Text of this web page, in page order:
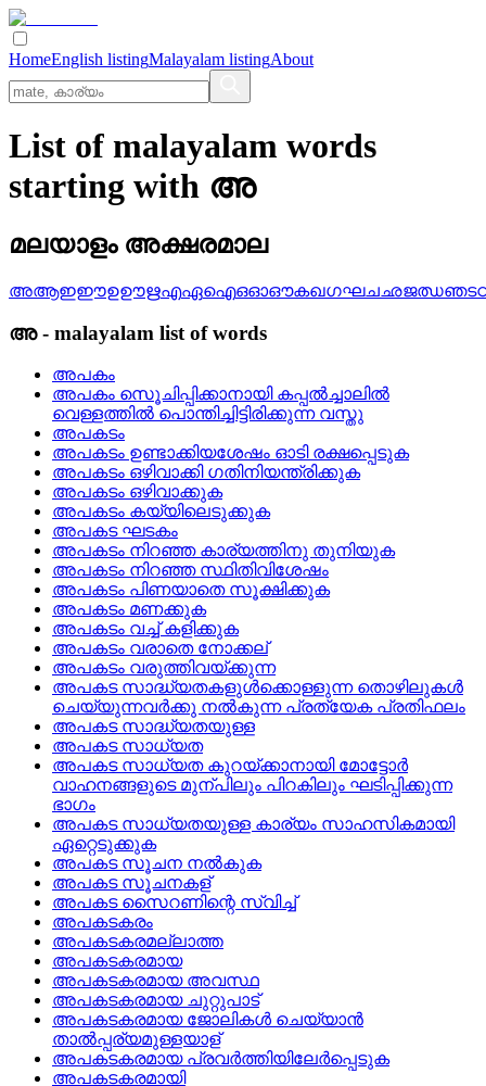
HomeEnglish listingMalayalam listingAbout
List of malayalam words
starting with അ
മലയാളം അക്ഷരമാല
അആഇഈഉഊഋഎഏഐഒഓഔകഖഗഘചഛജഝഞട
അ- malayalam list of words
അപകം
അപകം സെൂചിപ്പിക്കാനായി കപ്പല്‍ച്ചാലില്‍
വെള്ളത്തില്‍ പൊന്തിച്ചിട്ടിരിക്കുന്ന വസ്തു
അപകടം
അപകടം ഉണ്ടാക്കിയശേഷം ഓടി രക്ഷപ്പെടുക
അപകടം ഒഴിവാക്കി ഗതിനിയന്ത്രിക്കുക
അപകടം ഒഴിവാക്കുക
അപകടം കയ്യിലെടുക്കുക
അപകട ഘടകം
അപകടം നിറഞ്ഞ കാര്യത്തിനു തുനിയുക
അപകടം നിറഞ്ഞ സ്ഥിതിവിശേഷം
അപകടം പിണയാതെ സൂക്ഷിക്കുക
അപകടം മണക്കുക
അപകടം വച്ച്‌ കളിക്കുക
അപകടം വരാതെ നോക്കല്
അപകടം വരുത്തിവയ്‌ക്കുന്ന
അപകട സാദ്ധ്യതകളുള്‍ക്കൊള്ളുന്ന തൊഴിലുകള്‍
ചെയ്യുന്നവര്‍ക്കു നല്‍കുന്ന പ്രത്യേക പ്രതിഫലം
അപകട സാദ്ധ്യതയുള്ള
അപകട സാധ്യത
അപകട സാധ്യത കുറയ്ക്കാനായി മോട്ടോര്‍
വാഹനങ്ങളുടെ മുന്പിലും പിറകിലും ഘടിപ്പിക്കുന്ന
ഭാഗം
അപകട സാധ്യതയുള്ള കാര്യം സാഹസികമായി
ഏറ്റെടുക്കുക
അപകട സൂചന നല്‍കുക
അപകട സൂചനകള്
അപകട സൈറണിന്റെ സ്വിച്ച്
അപകടകരം
അപകടകരമല്ലാത്ത
അപകടകരമായ
അപകടകരമായ അവസ്ഥ
അപകടകരമായ ചുറ്റുപാട്
അപകടകരമായ ജോലികള്‍ ചെയ്യാന്‍
താല്‍പ്പര്യമുള്ളയാള്
അപകടകരമായ പ്രവര്‍ത്തിയിലേര്‍പ്പെടുക
അപകടകരമായി